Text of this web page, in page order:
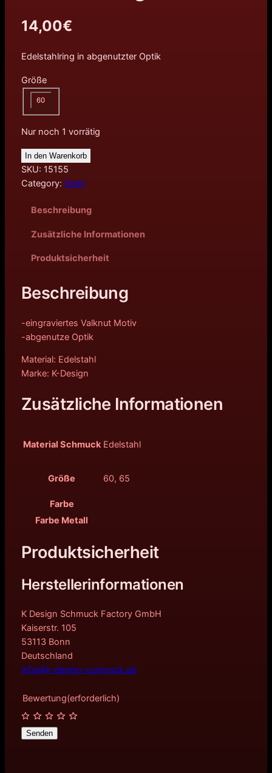
14,00€
Edelstahlring in abgenutzter Optik
Größe
60
Nur noch 1 vorrätig
In den Warenkorb
SKU: 15155
Category: Stahl
Beschreibung
Zusätzliche Informationen
Produktsicherheit
Beschreibung
-eingraviertes Valknut Motiv
-abgenutze Optik
Material: Edelstahl
Marke: K-Design
Zusätzliche Informationen
Material Schmuck Edelstahl
Größe 60, 65
Farbe
Farbe Metall
Produktsicherheit
Herstellerinformationen
K Design Schmuck Factory GmbH
Kaiserstr. 105
53113 Bonn
Deutschland
info@k-design-schmuck.de
Bewertung(erforderlich)
Senden